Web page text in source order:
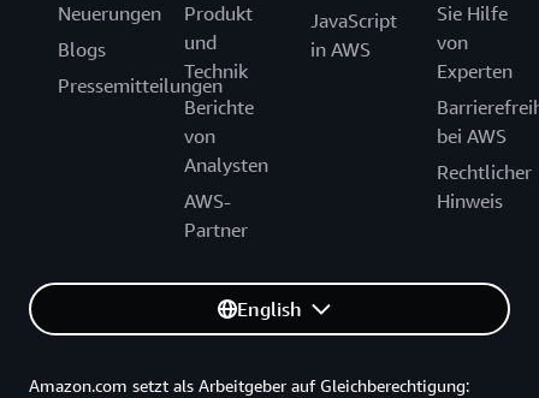
Neuerungen
Blogs
Pressemitteilungen
Produkt
und
Technik
Berichte
von
Analysten
AWS-
Partner
JavaScript
in AWS
Sie Hilfe
von
Experten
bei AWS
Rechtlicher
Hinweis
English
Amazon.com setzt als Arbeitgeber auf Gleichberechtigung: